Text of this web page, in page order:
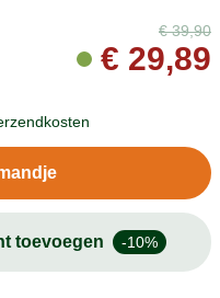
€39,90
€ 29,89
toevoegen -10%